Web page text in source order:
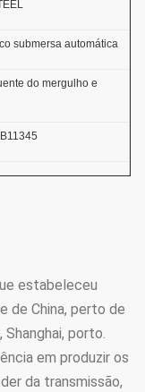
submersa automática
do mergulho e
≥100um
estabeleceu
de China, perto de
porto.
em produzir os
da transmissão,